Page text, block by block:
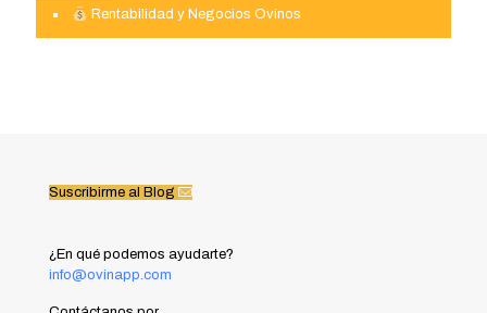
Rentabilidad y Negocios Ovinos
Suscribirme al Blog
¿En qué podemos ayudarte?
info@ovinapp.com